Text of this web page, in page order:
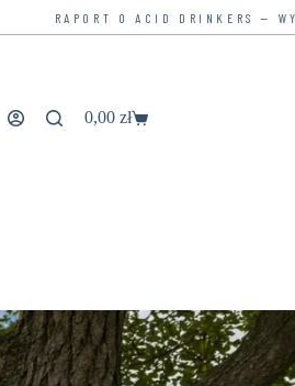
O ACID DRINKERS — WYDANIE
Koszyk
0,00 zł